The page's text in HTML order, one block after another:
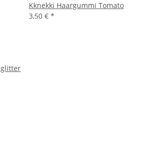
glitter
Kknekki Haargummi Tomato
3,50 € *